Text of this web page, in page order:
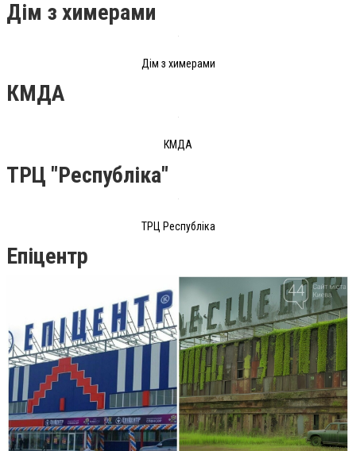
Дім з химерами
Дім з химерами
КМДА
КМДА
ТРЦ "Республіка"
ТРЦ Республіка
Епіцентр